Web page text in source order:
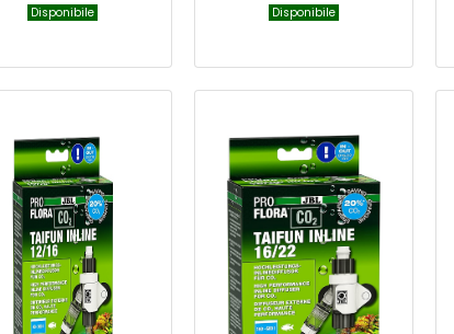
Disponibile Disponibile